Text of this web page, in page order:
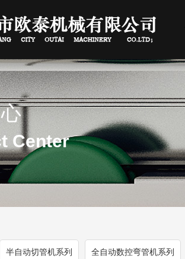
Center
半自动切管机系列 全自动数控弯管机系列